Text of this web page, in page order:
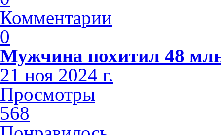
Комментарии
0
Мужчина похитил 48
21 ноя 2024 г.
Просмотры
568